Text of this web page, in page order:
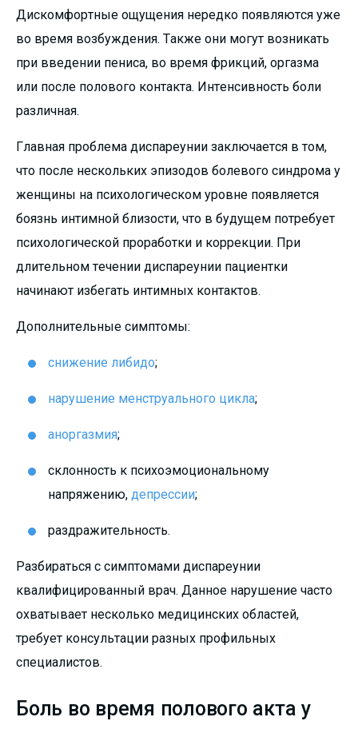
Дискомфортные ощущения нередко появляются уже
во время возбуждения. Также они могут возникать
при введении пениса, во время фрикций, оргазма
или после полового контакта. Интенсивность боли
различная.
Главная проблема диспареунии заключается в том,
что после нескольких эпизодов болевого синдрома у
женщины на психологическом уровне появляется
боязнь интимной близости, что в будущем потребует
психологической проработки и коррекции. При
длительном течении диспареунии пациентки
начинают избегать интимных контактов.
Дополнительные симптомы:
снижение либидо;
нарушение менструального цикла;
аноргазмия;
склонность к психоэмоциональному
напряжению, депрессии;
раздражительность.
Разбираться с симптомами диспареунии
квалифицированный врач. Данное нарушение часто
охватывает несколько медицинских областей,
требует консультации разных профильных
специалистов.
Боль во время полового акта у